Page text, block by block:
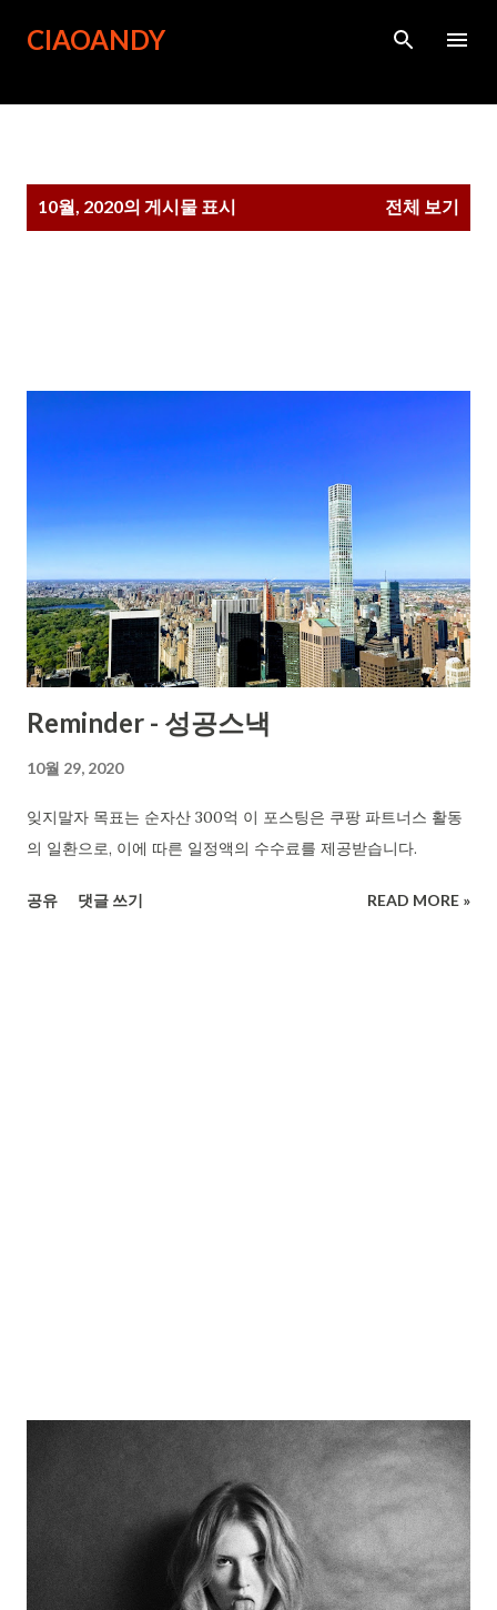
CIAOANDY
10월, 2020의 게시물 표시 전체 보기
Reminder - 성공스낵
10월 29, 2020
잊지말자 목표는 순자산 300억 이 포스팅은 쿠팡 파트너스 활동
의 일환으로, 이에 따른 일정액의 수수료를 제공받습니다.
공유 댓글 쓰기 READ MORE »